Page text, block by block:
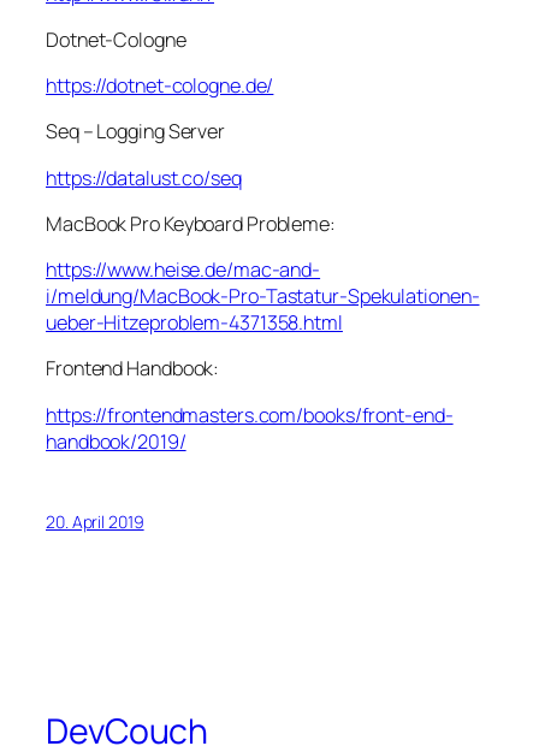
Dotnet-Cologne
https://dotnet-cologne.de/
Seq – Logging Server
https://datalust.co/seq
MacBook Pro Keyboard Probleme:
https://www.heise.de/mac-and-
i/meldung/MacBook-Pro-Tastatur-Spekulationen-
ueber-Hitzeproblem-4371358.html
Frontend Handbook:
https://frontendmasters.com/books/front-end-
handbook/2019/
20. April 2019
DevCouch